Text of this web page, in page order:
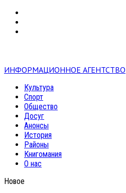
ИНФОРМАЦИОННОЕ АГЕНТСТВО
Культура
Спорт
Общество
Досуг
Анонсы
История
Районы
Книгомания
О нас
Новое